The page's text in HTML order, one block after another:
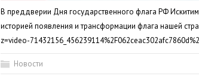
В преддверии Дня государственного флага РФ
историей появления и трансформации флага нашей
z=video-
Новости